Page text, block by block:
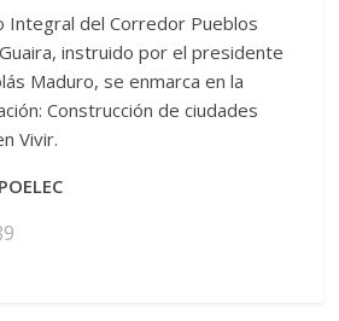
Integral del Corredor Pueblos
instruido por el presidente
Maduro, se enmarca en la
Construcción de ciudades
Vivir.